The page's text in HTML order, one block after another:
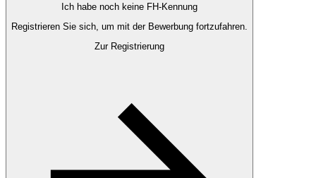
Ich habe noch keine FH-Kennung
Registrieren Sie sich, um mit der Bewerbung fortzufahren.
Zur Registrierung